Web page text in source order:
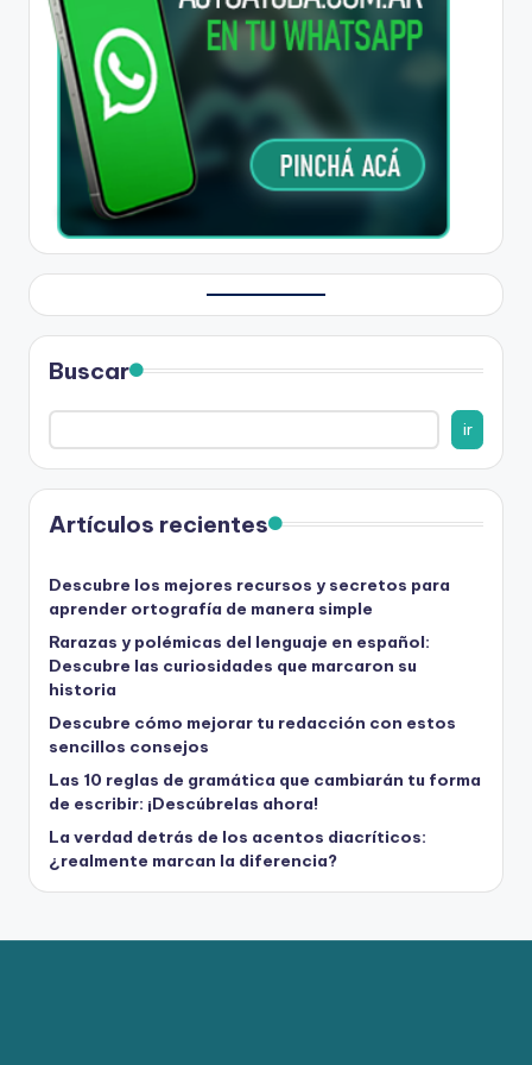
Buscar
ir
Artículos recientes
Descubre los mejores recursos y secretos para
aprender ortografía de manera simple
Rarazas y polémicas del lenguaje en español:
Descubre las curiosidades que marcaron su
historia
Descubre cómo mejorar tu redacción con estos
sencillos consejos
Las 10 reglas de gramática que cambiarán tu forma
de escribir: ¡Descúbrelas ahora!
La verdad detrás de los acentos diacríticos:
¿realmente marcan la diferencia?